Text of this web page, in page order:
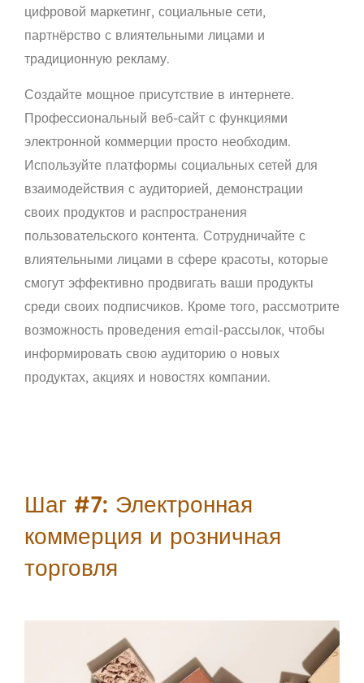
цифровой маркетинг, социальные сети,
партнёрство с влиятельными лицами и
традиционную рекламу.
Создайте мощное присутствие в интернете.
Профессиональный веб-сайт с функциями
электронной коммерции просто необходим.
Используйте платформы социальных сетей для
взаимодействия с аудиторией, демонстрации
своих продуктов и распространения
пользовательского контента. Сотрудничайте с
влиятельными лицами в сфере красоты, которые
смогут эффективно продвигать ваши продукты
среди своих подписчиков. Кроме того, рассмотрите
возможность проведения email-рассылок, чтобы
информировать свою аудиторию о новых
продуктах, акциях и новостях компании.
Шаг #7: Электронная
коммерция и розничная
торговля